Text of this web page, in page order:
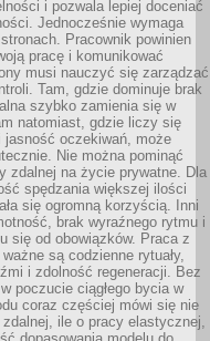
i pozwala lepiej doceniać
Jednocześnie wymaga
Pracownik powinien
pracę i komunikować
musi nauczyć się zarządzać
Tam, gdzie dominuje brak
szybko zamienia się w
natomiast, gdzie liczy się
jasność oczekiwań, może
Nie można pominąć
zdalnej na życie prywatne. Dla
spędzania większej ilości
się ogromną korzyścią. Inni
brak wyraźnego rytmu i
się od obowiązków. Praca z
są codzienne rytuały,
i zdolność regeneracji. Bez
poczucie ciągłego bycia w
coraz częściej mówi się nie
ile o pracy elastycznej,